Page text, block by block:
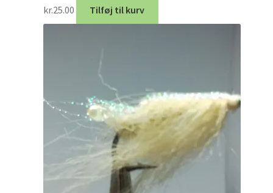
kr.25.00 Tilføj til kurv